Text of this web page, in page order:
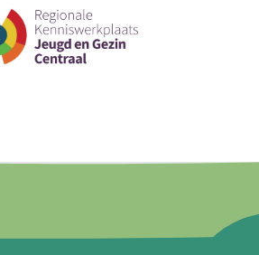
met leerlingen, leerkrachten en
uit de regio Utrecht.
door:ZonMw